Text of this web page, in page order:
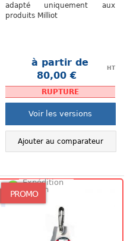
adapté uniquement aux
produits Milliot
à partir de
80,00 €
HT
RUPTURE
Voir les versions
Ajouter au comparateur
PROMO
Expédition
48/72h